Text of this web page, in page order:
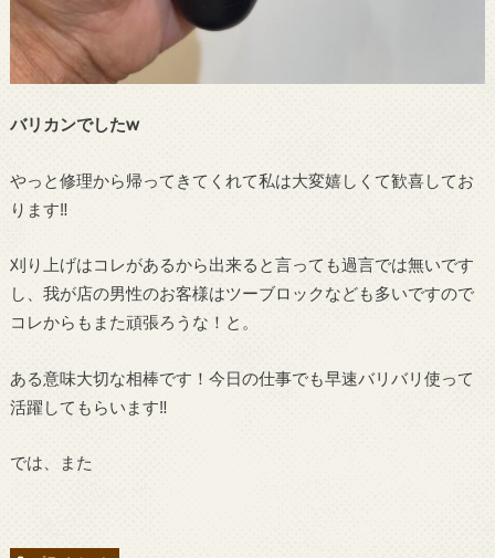
バリカンでしたw
やっと修理から帰ってきてくれて私は大変嬉しくて歓喜してお
ります‼︎
刈り上げはコレがあるから出来ると言っても過言では無いです
し、我が店の男性のお客様はツーブロックなども多いですので
コレからもまた頑張ろうな！と。
ある意味大切な相棒です！今日の仕事でも早速バリバリ使って
活躍してもらいます‼︎
では、また